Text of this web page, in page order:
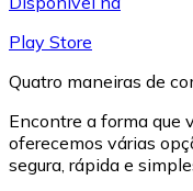
Play Store
Quatro maneiras de
Encontre a forma que
oferecemos várias
segura, rápida e